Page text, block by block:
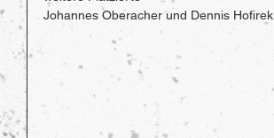
Johannes Oberacher und Dennis Hofirek